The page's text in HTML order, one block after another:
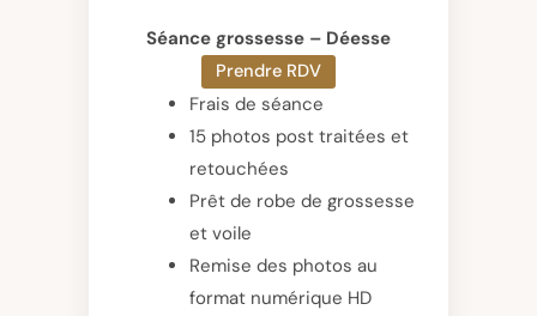
Séance grossesse – Déesse
Prendre RDV
Frais de séance
15 photos post traitées et
retouchées
Prêt de robe de grossesse
et voile
Remise des photos au
format numérique HD